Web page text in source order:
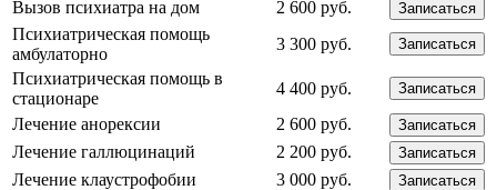
Вызов психиатра на дом 2 600 руб. Записаться
Психиатрическая помощь
амбулаторно
3 300 руб. Записаться
Психиатрическая помощь в
стационаре
4 400 руб. Записаться
Лечение анорексии 2 600 руб. Записаться
Лечение галлюцинаций 2 200 руб. Записаться
Лечение клаустрофобии 3 000 руб. Записаться